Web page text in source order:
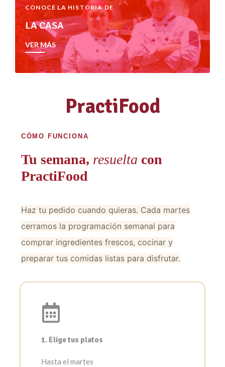
CONOCE LA HISTORIA DE
LA CASA
VER MÁS
PractiFood
CÓMO FUNCIONA
Tu semana, resuelta con
PractiFood
Haz tu pedido cuando quieras. Cada martes
cerramos la programación semanal para
comprar ingredientes frescos, cocinar y
preparar tus comidas listas para disfrutar.
1. Elige tus platos
Hasta el martes